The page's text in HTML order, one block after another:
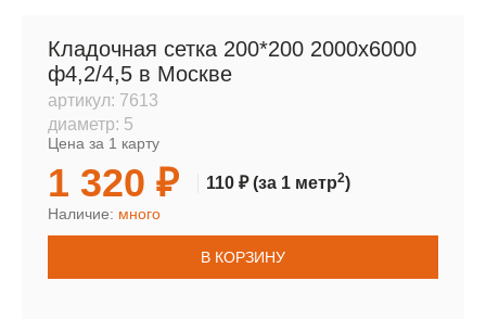
Кладочная сетка 200*200 2000х6000
ф4,2/4,5 в Москве
артикул: 7613
диаметр: 5
Цена за 1 карту
1 320 ₽ 110 ₽(за 1 метр2)
Наличие: много
В КОРЗИНУ